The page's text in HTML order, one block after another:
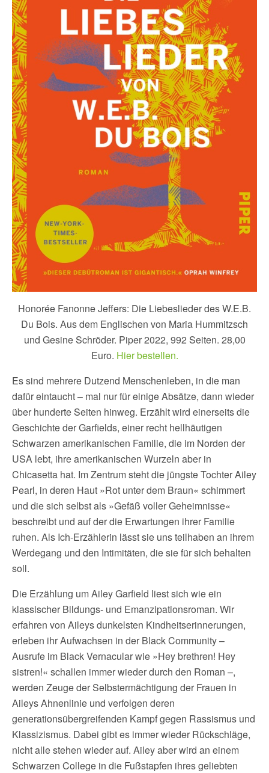
Honorée Fanonne Jeffers: Die Liebeslieder des W.E.B.
Du Bois. Aus dem Englischen von Maria Hummitzsch
und Gesine Schröder. Piper 2022, 992 Seiten. 28,00
Euro. Hier bestellen.
Es sind mehrere Dutzend Menschenleben, in die man
dafür eintaucht – mal nur für einige Absätze, dann wieder
über hunderte Seiten hinweg. Erzählt wird einerseits die
Geschichte der Garfields, einer recht hellhäutigen
Schwarzen amerikanischen Familie, die im Norden der
USA lebt, ihre amerikanischen Wurzeln aber in
Chicasetta hat. Im Zentrum steht die jüngste Tochter Ailey
Pearl, in deren Haut »Rot unter dem Braun« schimmert
und die sich selbst als »Gefäß voller Geheimnisse«
beschreibt und auf der die Erwartungen ihrer Familie
ruhen. Als Ich-Erzählerin lässt sie uns teilhaben an ihrem
Werdegang und den Intimitäten, die sie für sich behalten
soll.
Die Erzählung um Ailey Garfield liest sich wie ein
klassischer Bildungs- und Emanzipationsroman. Wir
erfahren von Aileys dunkelsten Kindheitserinnerungen,
erleben ihr Aufwachsen in der Black Community –
Ausrufe im Black Vernacular wie »Hey brethren! Hey
sistren!« schallen immer wieder durch den Roman –,
werden Zeuge der Selbstermächtigung der Frauen in
Aileys Ahnenlinie und verfolgen deren
generationsübergreifenden Kampf gegen Rassismus und
Klassizismus. Dabei gibt es immer wieder Rückschläge,
nicht alle stehen wieder auf. Ailey aber wird an einem
Schwarzen College in die Fußstapfen ihres geliebten